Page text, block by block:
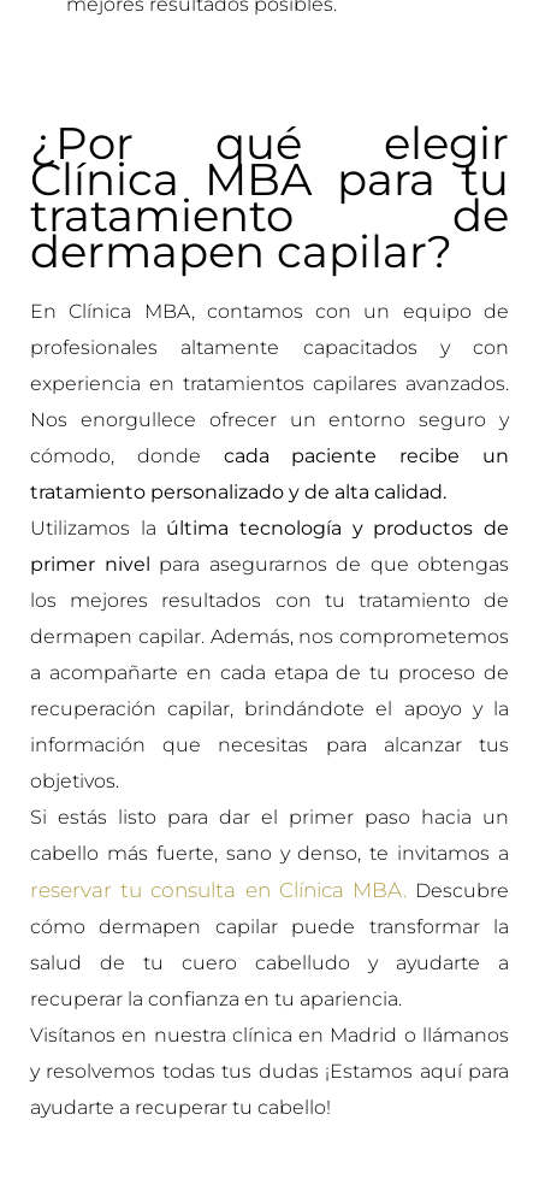
¿Por qué elegir
Clínica MBA para tu
tratamiento de
dermapen capilar?
En Clínica MBA, contamos con un equipo de
profesionales altamente capacitados y con
experiencia en tratamientos capilares avanzados.
Nos enorgullece ofrecer un entorno seguro y
cómodo, donde cada paciente recibe un
tratamiento personalizado y de alta calidad.
Utilizamos la última tecnología y productos de
primer nivel para asegurarnos de que obtengas
los mejores resultados con tu tratamiento de
dermapen capilar. Además, nos comprometemos
a acompañarte en cada etapa de tu proceso de
recuperación capilar, brindándote el apoyo y la
información que necesitas para alcanzar tus
objetivos.
Si estás listo para dar el primer paso hacia un
cabello más fuerte, sano y denso, te invitamos a
reservar tu consulta en Clínica MBA.Descubre
cómo dermapen capilar puede transformar la
salud de tu cuero cabelludo y ayudarte a
recuperar la confianza en tu apariencia.
Visítanos en nuestra clínica en Madrid o llámanos
y resolvemos todas tus dudas ¡Estamos aquí para
ayudarte a recuperar tu cabello!